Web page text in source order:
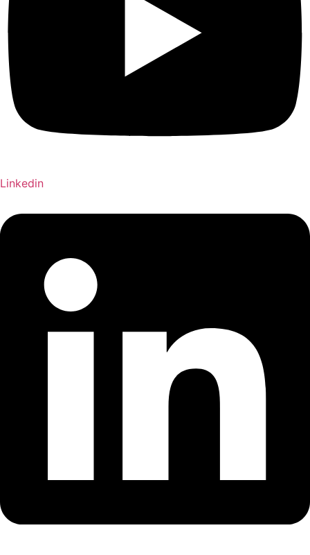
Linkedin